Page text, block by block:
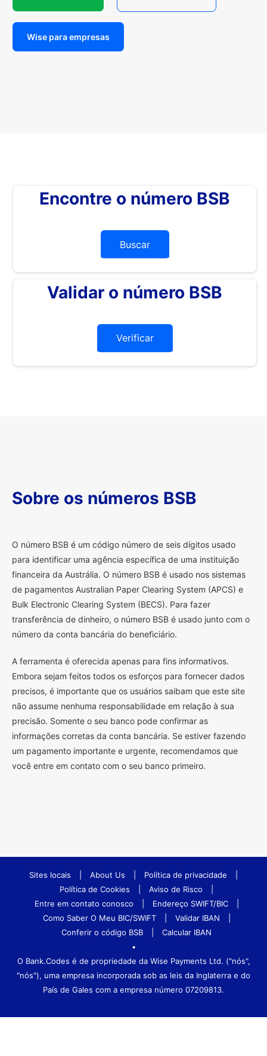
Wise para empresas
Encontre o número BSB
Buscar
Validar o número BSB
Verificar
Sobre os números BSB
O número BSB é um código número de seis dígitos usado
para identificar uma agência específica de uma instituição
financeira da Austrália. O número BSB é usado nos sistemas
de pagamentos Australian Paper Clearing System (APCS) e
Bulk Electronic Clearing System (BECS). Para fazer
transferência de dinheiro, o número BSB é usado junto com o
número da conta bancária do beneficiário.
A ferramenta é oferecida apenas para fins informativos.
Embora sejam feitos todos os esforços para fornecer dados
precisos, é importante que os usuários saibam que este site
não assume nenhuma responsabilidade em relação à sua
precisão. Somente o seu banco pode confirmar as
informações corretas da conta bancária. Se estiver fazendo
um pagamento importante e urgente, recomendamos que
você entre em contato com o seu banco primeiro.
Sites locais About Us Política de privacidade
Política de Cookies
Aviso de Risco
Entre em contato conosco
Endereço SWIFT/BIC
Como Saber O Meu BIC/SWIFT
Validar IBAN
Conferir o código BSB
Calcular IBAN
•
O Bank.Codes é de propriedade da Wise Payments Ltd. ("nós",
"nós"), uma empresa incorporada sob as leis da Inglaterra e do
País de Gales com a empresa número 07209813.